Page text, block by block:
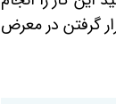
گرفتن در معرض